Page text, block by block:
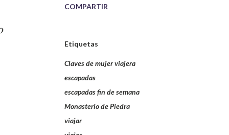
COMPARTIR
Etiquetas
Claves de mujer viajera
escapadas
escapadas fin de semana
Monasterio de Piedra
viajar